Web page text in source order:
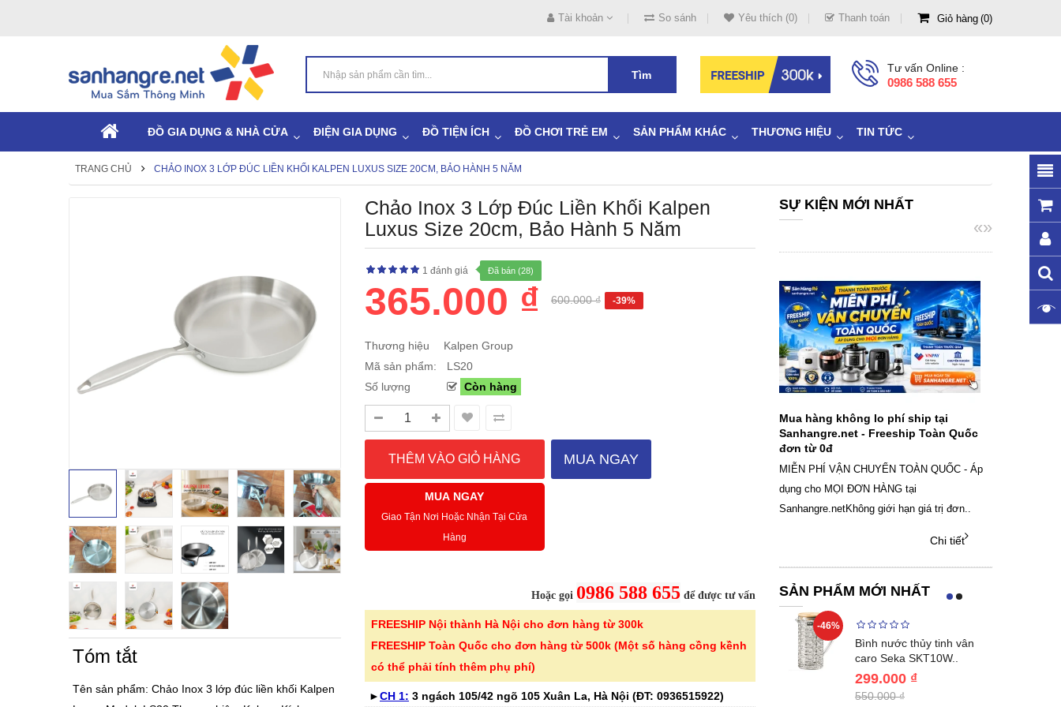
Tài khoản So sánh Yêu thích (0) Thanh toán Giỏ hàng 0
Tìm
Tư vấn Online :
0986 588 655
ĐỒ GIA DỤNG & NHÀ CỬA ĐIỆN GIA DỤNG ĐỒ TIỆN ÍCH ĐỒ CHƠI TRẺ EM SẢN PHẨM KHÁC THƯƠNG HIỆU TIN TỨC
TRANG CHỦ CHẢO INOX 3 LỚP ĐÚC LIỀN KHỐI KALPEN LUXUS SIZE 20CM, BẢO HÀNH 5 NĂM
Tóm tắt
Tên sản phẩm: Chảo Inox 3 lớp đúc liền khối Kalpen
Chảo Inox 3 Lớp Đúc Liền Khối Kalpen
Luxus Size 20cm, Bảo Hành 5 Năm
1 đánh giá Đã bán (28)
365.000 ₫ 600.000 ₫ -39%
Thương hiệu
Kalpen Group
Mã sản phẩm:
LS20
Số lượng
Còn hàng
MUA NGAY
MUA NGAY
Giao Tận Nơi Hoặc Nhận Tại Cửa
Hàng
Hoặc gọi 0986 588 655 để được tư vấn
FREESHIP Nội thành Hà Nội cho đơn hàng từ 300k
FREESHIP Toàn Quốc cho đơn hàng từ 500k (Một số hàng cồng kềnh
có thể phải tính thêm phụ phí)
►CH 1: 3 ngách 105/42 ngõ 105 Xuân La, Hà Nội (ĐT: 0936515922)
SỰ KIỆN MỚI NHẤT
«»
Sale Mừng Đại Lễ 30/4-01/5: CHÀO HÈ
2026 Siêu giảm tới 40% tại Sanhangre
SANHANGRECăn cứ vào tình hình thời tiết
Mua hàng không lo phí ship tại
Sanhangre.net - Freeship Toàn Quốc
đơn từ 0đ
MIỄN PHÍ VẬN CHUYỂN TOÀN QUỐC - Áp
dụng cho MỌI ĐƠN HÀNG tại
Sanhangre.netKhông giới hạn giá trị đơn..
Chi tiết
SẢN PHẨM MỚI NHẤT
-46%
Bình nước thủy tinh vân
299.000 ₫
550.000 ₫
-40%
Bếp từ đơn Lumias LK24-
689.000 ₫
1.150.000 ₫
-46%
Bình nước thủy tinh vân
caro Seka SKT10W..
299.000 ₫
550.000 ₫